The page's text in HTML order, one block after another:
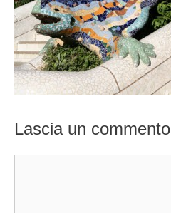
Lascia un commento